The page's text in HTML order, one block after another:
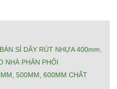
SỈ DÂY RÚT NHỰA 400mm,
NHÀ PHÂN PHỐI
500MM, 600MM CHẤT